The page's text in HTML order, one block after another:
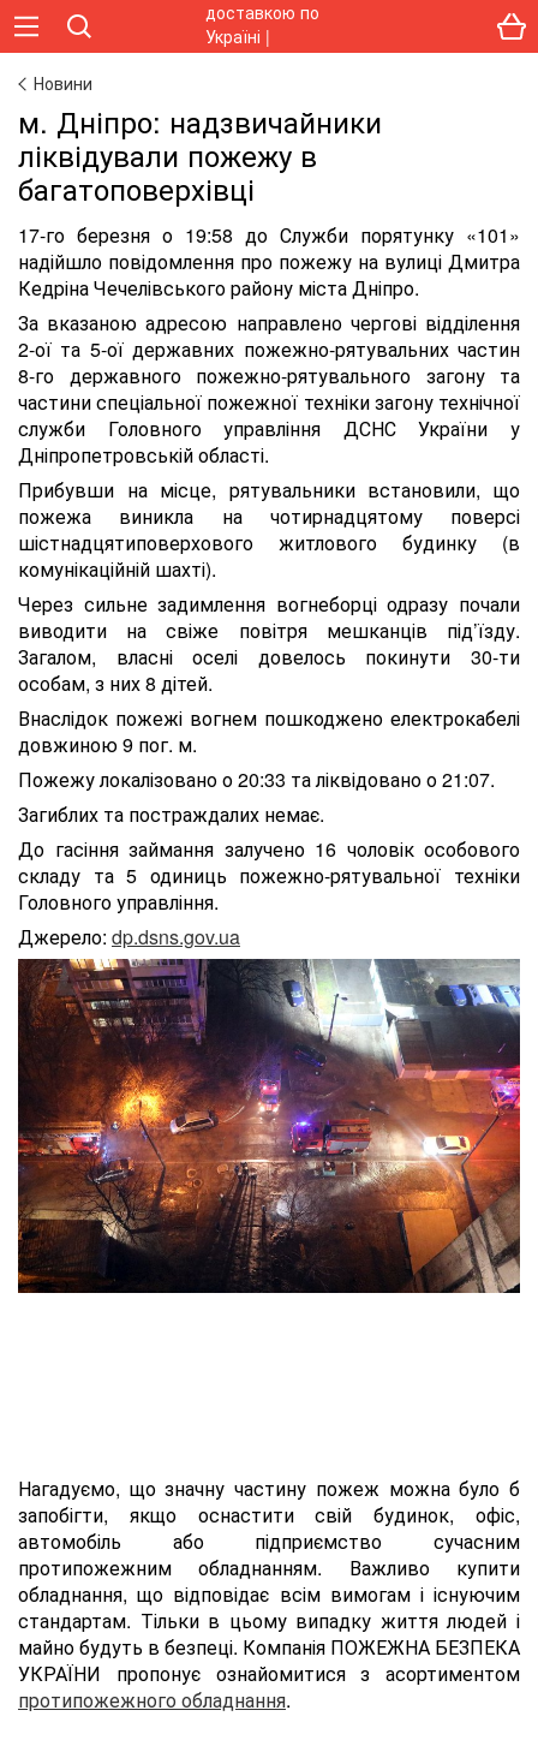
Новини
м. Дніпро: надзвичайники
ліквідували пожежу в
багатоповерхівці
17-го березня о 19:58 до Служби порятунку «101»
надійшло повідомлення про пожежу на вулиці Дмитра
Кедріна Чечелівського району міста Дніпро.
За вказаною адресою направлено чергові відділення
2-ої та 5-ої державних пожежно-рятувальних частин
8-го державного пожежно-рятувального загону та
частини спеціальної пожежної техніки загону технічної
служби Головного управління ДСНС України у
Дніпропетровській області.
Прибувши на місце, рятувальники встановили, що
пожежа виникла на чотирнадцятому поверсі
шістнадцятиповерхового житлового будинку (в
комунікаційній шахті).
Через сильне задимлення вогнеборці одразу почали
виводити на свіже повітря мешканців під’їзду.
Загалом, власні оселі довелось покинути 30-ти
особам, з них 8 дітей.
Внаслідок пожежі вогнем пошкоджено електрокабелі
довжиною 9 пог. м.
Пожежу локалізовано о 20:33 та ліквідовано о 21:07.
Загиблих та постраждалих немає.
До гасіння займання залучено 16 чоловік особового
складу та 5 одиниць пожежно-рятувальної техніки
Головного управління.
Джерело: dp.dsns.gov.ua
Нагадуємо, що значну частину пожеж можна було б
запобігти, якщо оснастити свій будинок, офіс,
автомобіль або підприємство сучасним
протипожежним обладнанням. Важливо купити
обладнання, що відповідає всім вимогам і існуючим
стандартам. Тільки в цьому випадку життя людей і
майно будуть в безпеці. Компанія ПОЖЕЖНА БЕЗПЕКА
УКРАЇНИ пропонує ознайомитися з асортиментом
протипожежного обладнання.